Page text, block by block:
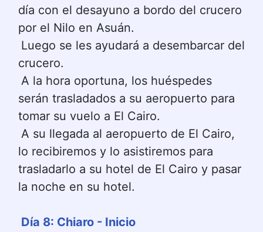
día con el desayuno a bordo del crucero
por el Nilo en Asuán.
Luego se les ayudará a desembarcar del
crucero.
A la hora oportuna, los huéspedes
serán trasladados a su aeropuerto para
tomar su vuelo a El Cairo.
A su llegada al aeropuerto de El Cairo,
lo recibiremos y lo asistiremos para
trasladarlo a su hotel de El Cairo y pasar
la noche en su hotel.
Día 8: Chiaro - Inicio